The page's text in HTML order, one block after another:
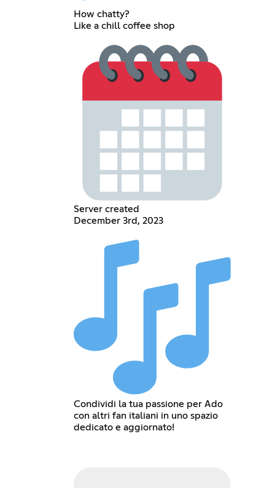
How chatty?
Like a chill coffee shop
Server created
December 3rd, 2023
Condividi la tua passione per Ado
con altri fan italiani in uno spazio
dedicato e aggiornato!